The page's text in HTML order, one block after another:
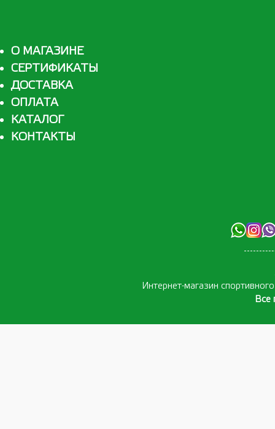
О МАГАЗИНЕ
СЕРТИФИКАТЫ
ДОСТАВКА
ОПЛАТА
КАТАЛОГ
КОНТАКТЫ
Интернет-магазин
Все